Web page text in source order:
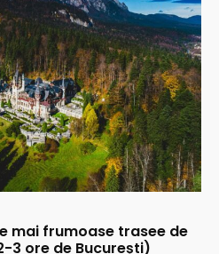
mai frumoase trasee de
3 ore de București)